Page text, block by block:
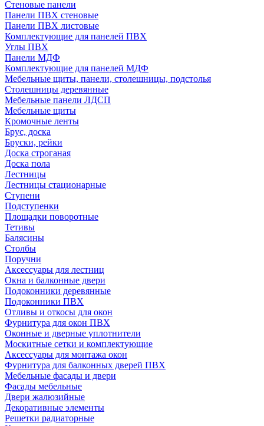
Стеновые панели
Панели ПВХ стеновые
Панели ПВХ листовые
Комплектующие для панелей ПВХ
Углы ПВХ
Панели МДФ
Комплектующие для панелей МДФ
Мебельные щиты, панели, столешницы, подстолья
Столешницы деревянные
Мебельные панели ЛДСП
Мебельные щиты
Кромочные ленты
Брус, доска
Бруски, рейки
Доска строганая
Доска пола
Лестницы
Лестницы стационарные
Ступени
Подступенки
Площадки поворотные
Тетивы
Балясины
Столбы
Поручни
Аксессуары для лестниц
Окна и балконные двери
Подоконники деревянные
Подоконники ПВХ
Отливы и откосы для окон
Фурнитура для окон ПВХ
Оконные и дверные уплотнители
Москитные сетки и комплектующие
Аксессуары для монтажа окон
Фурнитура для балконных дверей ПВХ
Мебельные фасады и двери
Фасады мебельные
Двери жалюзийные
Декоративные элементы
Решетки радиаторные